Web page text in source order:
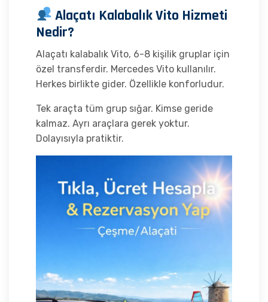
Alaçatı Kalabalık Vito Hizmeti
Nedir?
Alaçatı kalabalık Vito, 6-8 kişilik gruplar için
özel transferdir. Mercedes Vito kullanılır.
Herkes birlikte gider. Özellikle konforludur.
Tek araçta tüm grup sığar. Kimse geride
kalmaz. Ayrı araçlara gerek yoktur.
Dolayısıyla pratiktir.